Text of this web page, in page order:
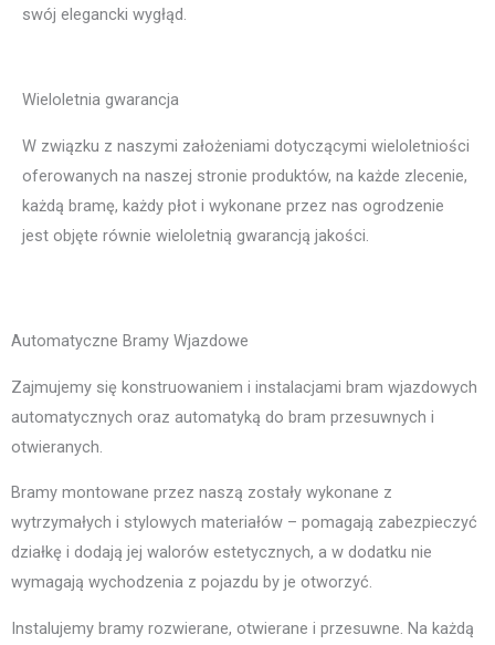
swój elegancki wygłąd.
Wieloletnia gwarancja
W związku z naszymi założeniami dotyczącymi wieloletniości
oferowanych na naszej stronie produktów, na każde zlecenie,
każdą bramę, każdy płot i wykonane przez nas ogrodzenie
jest objęte równie wieloletnią gwarancją jakości.
Automatyczne Bramy Wjazdowe
Zajmujemy się konstruowaniem i instalacjami bram wjazdowych
automatycznych oraz automatyką do bram przesuwnych i
otwieranych.
Bramy montowane przez naszą zostały wykonane z
wytrzymałych i stylowych materiałów – pomagają zabezpieczyć
działkę i dodają jej walorów estetycznych, a w dodatku nie
wymagają wychodzenia z pojazdu by je otworzyć.
Instalujemy bramy rozwierane, otwierane i przesuwne. Na każdą